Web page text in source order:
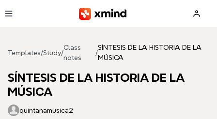
Templates/Study/
Class
notes
/
SÍNTESIS DE LA HISTORIA DE LA
MÚSICA
SÍNTESIS DE LA HISTORIA DE LA
MÚSICA
quintanamusica2